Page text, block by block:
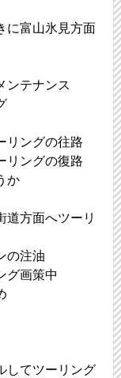
に富山氷見方面
ンテナンス
リングの往路
リングの復路
か
道方面へツーリ
の注油
グ画策中
してツーリング